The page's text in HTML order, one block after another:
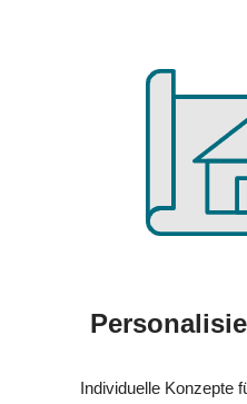
Individuelle Konzepte